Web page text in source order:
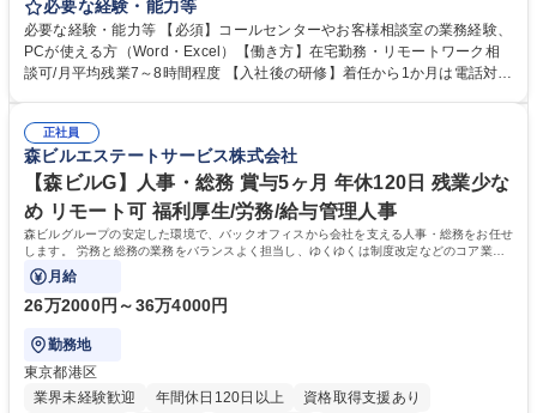
お客様のお声をより良い商品づくりに活かしていく上で、窓口となるお客
様相談室でのお仕事です。 日々お客様からいただくキリングループへのご
意見を、企業活動に活かしています。お客様からの声に迅速かつ誠意をも
って対応、情報提供するとともにグループ内活動に反映しています。 【具
平均100件前後■メール・手紙：同上40件前後 募集職種 中野本社【お客様
相談室】お客様のお声をもとにより良い商品づくりへ貢献
必要な経験・能力等
必要な経験・能力等 【必須】コールセンターやお客様相談室の業務経験、
PCが使える方（Word・Excel）【働き方】在宅勤務・リモートワーク相
談可/月平均残業7～8時間程度 【入社後の研修】着任から1か月は電話対応
すのでご安心ください。 【当社について】キリングループの広報機能を担
う会社として、お客様との出会いを大切にし、磨き上げたホスピタリティ
を込めてコミュニケーションをとりながら広報関連業務を行っておりま
す。 学歴・資格 学歴：大学院 大学 高専 短大 専修学校 高校 語学力： 資
格：
正社員
森ビルエステートサービス株式会社
【森ビルG】人事・総務 賞与5ヶ月 年休120日 残業少な
め リモート可 福利厚生/労務/給与管理人事
森ビルグループの安定した環境で、バックオフィスから会社を支える人事・総務をお任せ
します。 労務と総務の業務をバランスよく担当し、ゆくゆくは制度改定などのコア業務
にも挑戦できる、やりがいある環境です。
月給
26万2000円～36万4000円
勤務地
東京都港区
業界未経験歓迎
年間休日120日以上 資格取得支援あり